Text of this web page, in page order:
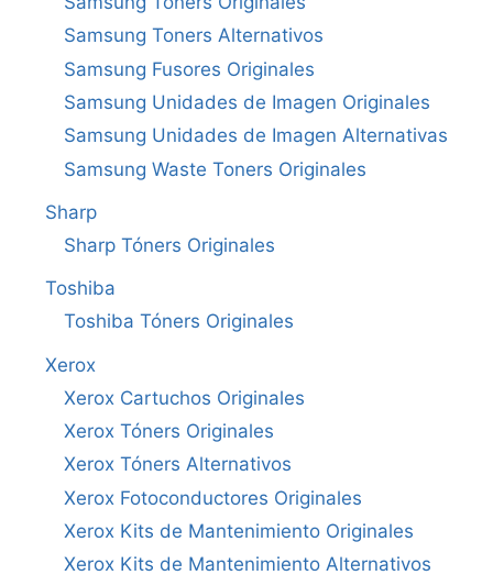
Samsung Toners Alternativos
Samsung Fusores Originales
Samsung Unidades de Imagen Originales
Samsung Unidades de Imagen Alternativas
Samsung Waste Toners Originales
Sharp
Sharp Tóners Originales
Toshiba
Toshiba Tóners Originales
Xerox
Xerox Cartuchos Originales
Xerox Tóners Originales
Xerox Tóners Alternativos
Xerox Fotoconductores Originales
Xerox Kits de Mantenimiento Originales
Xerox Kits de Mantenimiento Alternativos